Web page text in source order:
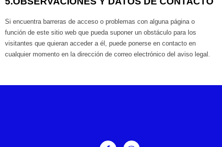
Si encuentra barreras de acceso o problemas con alguna página o
función de este sitio web que pueda suponer un obstáculo para los
visitantes que quieran acceder a él, puede ponerse en contacto en
cualquier momento en la dirección de correo electrónico del aviso legal.